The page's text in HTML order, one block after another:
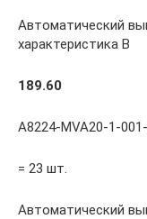
Автоматический
характеристика В
189.60
A8224-MVA20-1-
= 23 шт.
Автоматический